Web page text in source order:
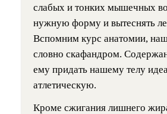
слабых и тонких мышечных
нужную форму и вытеснять
Вспомним курс анатомии,
словно скафандром.
ему придать нашему телу
атлетическую.
Кроме сжигания лишнего